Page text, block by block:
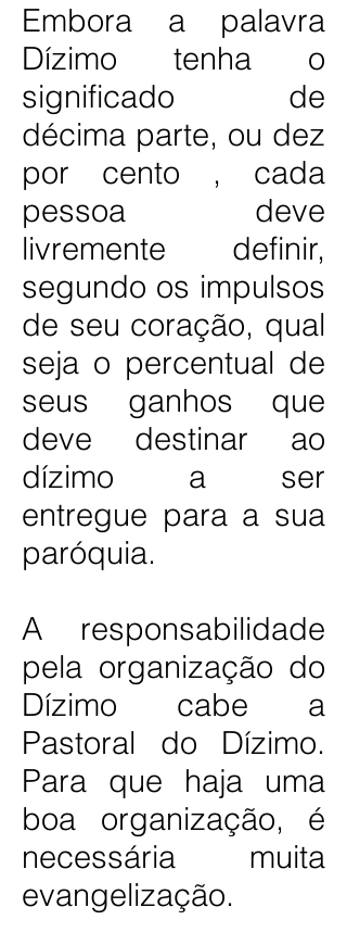
Embora a palavra
Dízimo tenha o
significado de
décima parte, ou dez
por cento , cada
pessoa deve
livremente definir,
segundo os impulsos
de seu coração, qual
seja o percentual de
seus ganhos que
deve destinar ao
dízimo a ser
entregue para a sua
paróquia.
A responsabilidade
pela organização do
Dízimo cabe a
Pastoral do Dízimo.
Para que haja uma
boa organização, é
necessária muita
evangelização.